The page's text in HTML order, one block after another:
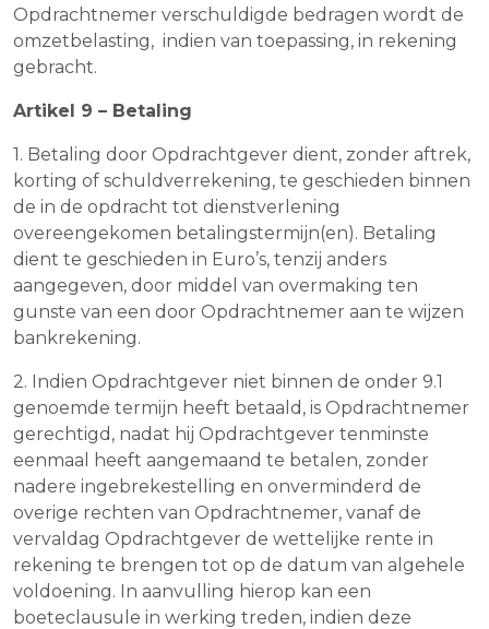
Opdrachtnemer verschuldigde bedragen wordt de
omzetbelasting, indien van toepassing, in rekening
gebracht.
Artikel 9 – Betaling
1. Betaling door Opdrachtgever dient, zonder aftrek,
korting of schuldverrekening, te geschieden binnen
de in de opdracht tot dienstverlening
overeengekomen betalingstermijn(en). Betaling
dient te geschieden in Euro’s, tenzij anders
aangegeven, door middel van overmaking ten
gunste van een door Opdrachtnemer aan te wijzen
bankrekening.
2. Indien Opdrachtgever niet binnen de onder 9.1
genoemde termijn heeft betaald, is Opdrachtnemer
gerechtigd, nadat hij Opdrachtgever tenminste
eenmaal heeft aangemaand te betalen, zonder
nadere ingebrekestelling en onverminderd de
overige rechten van Opdrachtnemer, vanaf de
vervaldag Opdrachtgever de wettelijke rente in
rekening te brengen tot op de datum van algehele
voldoening. In aanvulling hierop kan een
boeteclausule in werking treden, indien deze